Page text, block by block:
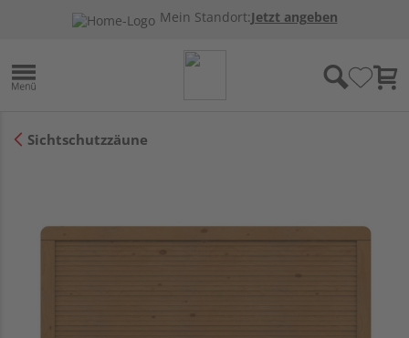
Mein Standort:Jetzt angeben
Sichtschutzzäune